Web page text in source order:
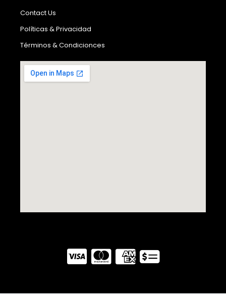
Contact Us
Políticas & Privacidad
Términos & Condicionces